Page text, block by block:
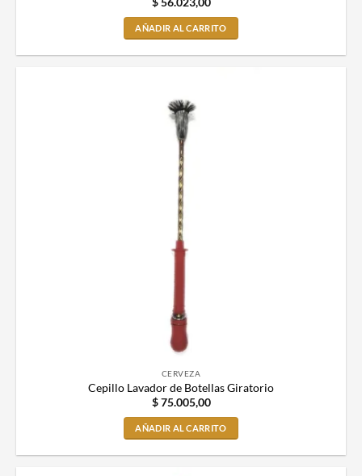
AÑADIR AL CARRITO
CERVEZA
Cepillo Lavador de Botellas Giratorio
$75.005,00
AÑADIR AL CARRITO